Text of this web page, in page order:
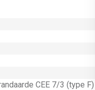
CEE 7/3 (type F)